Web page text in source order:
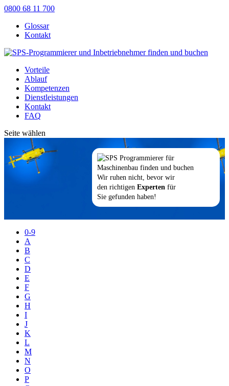
0800 68 11 700
Glossar
Kontakt
Vorteile
Ablauf
Kompetenzen
Dienstleistungen
Kontakt
FAQ
Seite wählen
Wir ruhen nicht, bevor wir
den richtigen Experten für
Sie gefunden haben!
0-9
A
B
C
D
E
F
G
H
I
J
K
L
M
N
O
P